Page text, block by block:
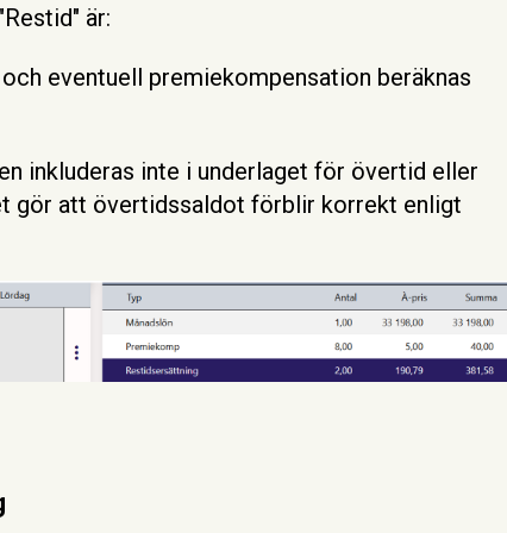
är:
eventuell premiekompensation beräknas
inkluderas inte i underlaget för övertid eller
gör att övertidssaldot förblir korrekt enligt